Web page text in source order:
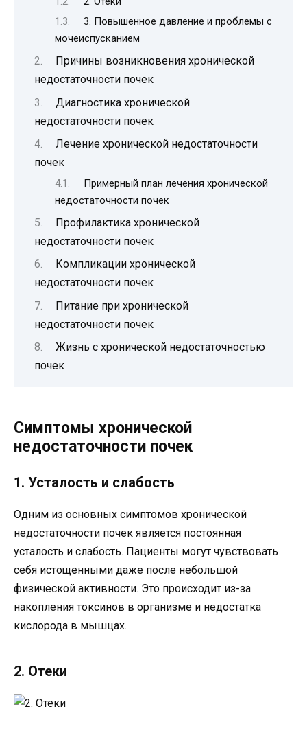
3. Повышенное давление и проблемы с
мочеиспусканием
Причины возникновения хронической
недостаточности почек
Диагностика хронической
недостаточности почек
Лечение хронической недостаточности
почек
Примерный план лечения хронической
недостаточности почек
Профилактика хронической
недостаточности почек
Компликации хронической
недостаточности почек
Питание при хронической
недостаточности почек
Жизнь с хронической недостаточностью
почек
Симптомы хронической
недостаточности почек
1. Усталость и слабость
Одним из основных симптомов хронической
недостаточности почек является постоянная
усталость и слабость. Пациенты могут чувствовать
себя истощенными даже после небольшой
физической активности. Это происходит из-за
накопления токсинов в организме и недостатка
кислорода в мышцах.
2. Отеки